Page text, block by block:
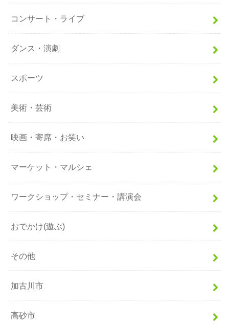
コンサート・ライブ
ダンス・演劇
スポーツ
美術・芸術
映画・寄席・お笑い
マーケット・マルシェ
ワークショップ・セミナー・講演会
おでかけ(遊ぶ)
その他
加古川市
高砂市